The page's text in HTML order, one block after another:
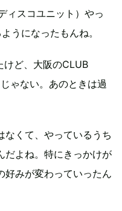
ィスコユニット）やっ
うになったもんね。
けど、大阪のCLUB
ゃない。あのときは過
なくて、やっているうち
だよね。特にきっかけが
好みが変わっていったん